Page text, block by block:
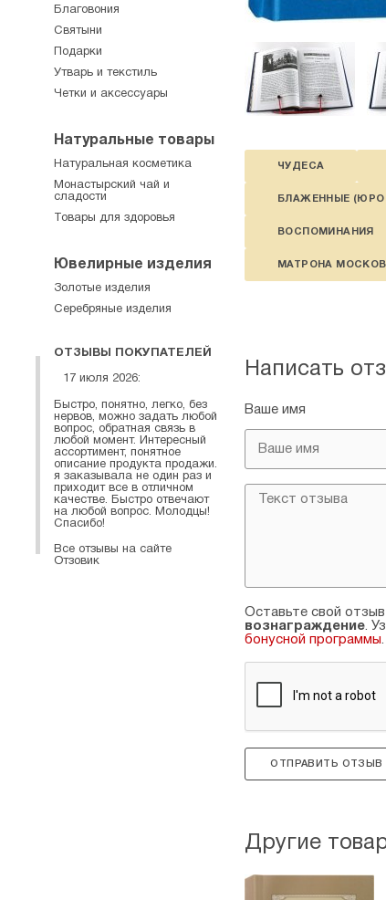
ЧУДЕСА
БЛАЖЕННЫЕ
ВОСПОМИНАНИЯ
МАТРОНА
Написать
Ваше имя
Оставьте свой
вознаграждение.
бонусной программы.
ОТПРАВИТЬ ОТЗЫВ
Другие
Благовония
Святыни
Подарки
Утварь и текстиль
Четки и аксессуары
Натуральные товары
Натуральная косметика
Монастырский чай и
сладости
Товары для здоровья
Ювелирные изделия
Золотые изделия
Серебряные изделия
ОТЗЫВЫ ПОКУПАТЕЛЕЙ
17 июля 2026:
Быстро, понятно, легко, без
нервов, можно задать любой
вопрос, обратная связь в
любой момент. Интересный
ассортимент, понятное
описание продукта продажи.
я заказывала не один раз и
приходит все в отличном
качестве. Быстро отвечают
на любой вопрос. Молодцы!
Спасибо!
Все отзывы на сайте
Отзовик